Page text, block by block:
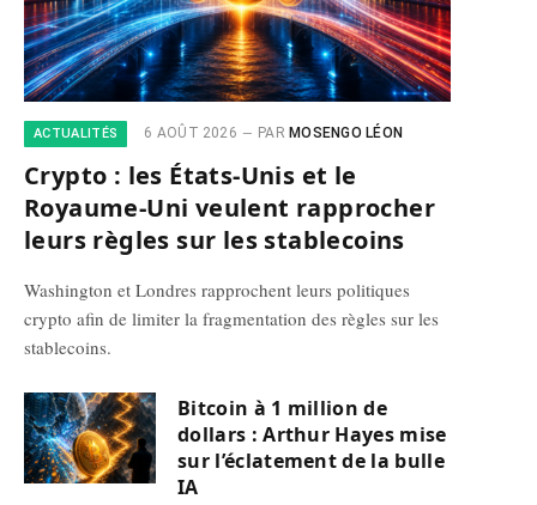
ACTUALITÉS 6 AOÛT 2026 PAR MOSENGO LÉON
Crypto : les États-Unis et le
Royaume-Uni veulent rapprocher
leurs règles sur les stablecoins
Washington et Londres rapprochent leurs politiques
crypto afin de limiter la fragmentation des règles sur les
stablecoins.
Bitcoin à 1 million de
dollars : Arthur Hayes mise
sur l’éclatement de la bulle
IA